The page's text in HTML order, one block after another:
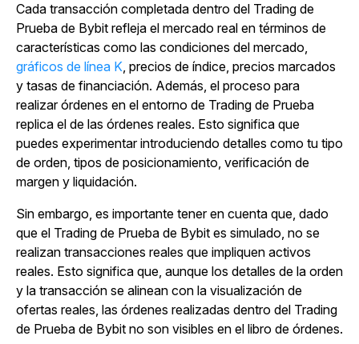
Cada transacción completada dentro del Trading de
Prueba de Bybit refleja el mercado real en términos de
características como las condiciones del mercado,
gráficos de línea K, precios de índice, precios marcados
y tasas de financiación. Además, el proceso para
realizar órdenes en el entorno de Trading de Prueba
replica el de las órdenes reales. Esto significa que
puedes experimentar introduciendo detalles como tu tipo
de orden, tipos de posicionamiento, verificación de
margen y liquidación.
Sin embargo, es importante tener en cuenta que, dado
que el Trading de Prueba de Bybit es simulado, no se
realizan transacciones reales que impliquen activos
reales. Esto significa que, aunque los detalles de la orden
y la transacción se alinean con la visualización de
ofertas reales, las órdenes realizadas dentro del Trading
de Prueba de Bybit no son visibles en el libro de órdenes.